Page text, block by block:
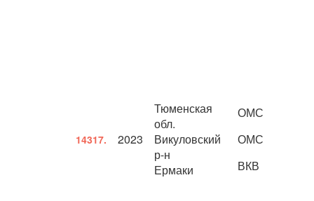
14317. 2023
Тюменская
обл.
Викуловский
р-н
Ермаки
ОМС
ОМС
ВКВ